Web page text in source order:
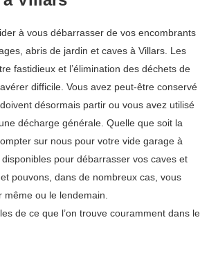
à vous débarrasser de vos encombrants
abris de jardin et caves à Villars. Les
fastidieux et l’élimination des déchets de
difficile. Vous avez peut-être conservé
désormais partir ou vous avez utilisé
décharge générale. Quelle que soit la
sur nous pour votre vide garage à
pour débarrasser vos caves et
pouvons, dans de nombreux cas, vous
ou le lendemain.
de ce que l’on trouve couramment dans le